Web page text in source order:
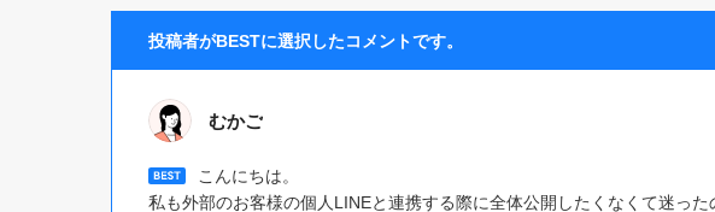
投稿者がBESTに選択したコメントです。
むかご
こんにちは。
私も外部のお客様の個人LINEと連携する際に全体公開したくなくて迷っ